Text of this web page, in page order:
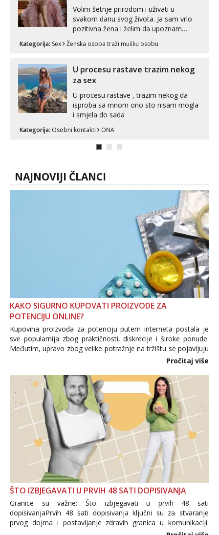
Volim šetnje prirodom i uživati u
svakom danu svog života. Ja sam vrlo
pozitivna žena i želim da upoznam
može i nešto više.💋🌺 Klikni na link
Kategorija: Sex Ženska osoba traži mušku osobu
U procesu rastave trazim nekog
za sex
U procesu rastave , trazim nekog da
isproba sa mnom ono sto nisam mogla
i smjela do sada
Kategorija: Osobni kontakti ONA
NAJNOVIJI ČLANCI
KAKO SIGURNO KUPOVATI PROIZVODE ZA
POTENCIJU ONLINE?
Kupovina proizvoda za potenciju putem interneta postala je
sve popularnija zbog praktičnosti, diskrecije i široke ponude.
Međutim, upravo zbog velike potražnje na tržištu se pojavljuju
i brojni krivotvoreni proizvodi, nepouzdane internetske
Pročitaj više
ŠTO IZBJEGAVATI U PRVIH 48 SATI DOPISIVANJA
Granice su važne: Što izbjegavati u prvih 48 sati
dopisivanjaPrvih 48 sati dopisivanja ključni su za stvaranje
prvog dojma i postavljanje zdravih granica u komunikaciji.
Važno je izbjeći prebrzo otkrivanje osobnih ili intimnih